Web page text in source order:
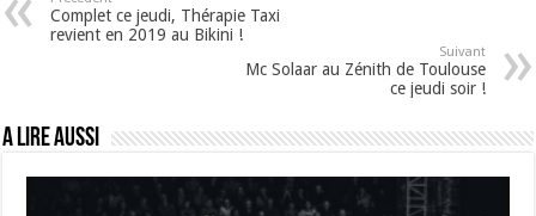
Complet ce jeudi, Thérapie Taxi
revient en 2019 au Bikini !
Suivant
Mc Solaar au Zénith de Toulouse
ce jeudi soir !
A lire aussi